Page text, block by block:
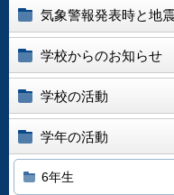
気象警報発表時と地
学校からのお知らせ
学校の活動
学年の活動
6年生